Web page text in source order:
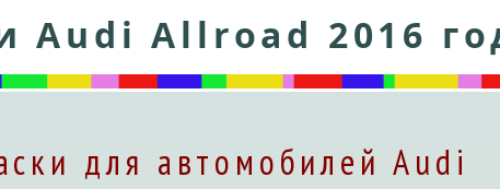
Audi Allroad 2016
для автомобилей Audi